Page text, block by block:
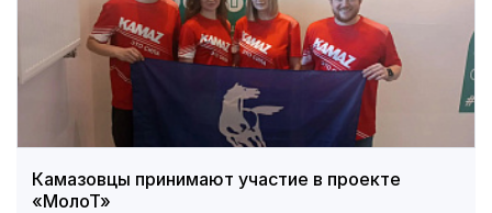
Камазовцы принимают участие в проекте
«МолоТ»